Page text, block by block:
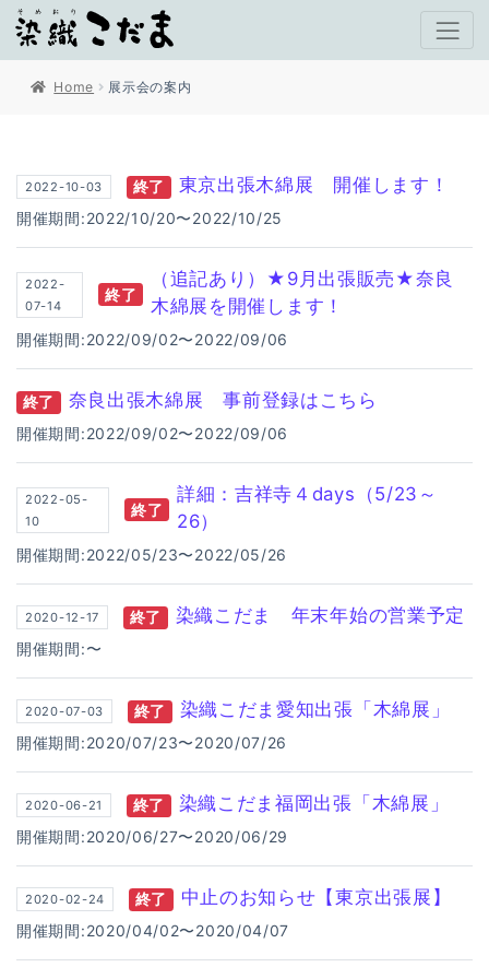
Home 展示会の案内
2022-10-03 終了 東京出張木綿展 開催します！
開催期間:2022/10/20〜2022/10/25
2022-
07-14
終了
（追記あり）★9月出張販売★奈良
木綿展を開催します！
開催期間:2022/09/02〜2022/09/06
終了 奈良出張木綿展 事前登録はこちら
開催期間:2022/09/02〜2022/09/06
2022-05-
10
終了
詳細：吉祥寺４days（5/23～
26）
開催期間:2022/05/23〜2022/05/26
2020-12-17 終了 染織こだま 年末年始の営業予定
開催期間:〜
2020-07-03 終了 染織こだま愛知出張「木綿展」
開催期間:2020/07/23〜2020/07/26
2020-06-21 終了 染織こだま福岡出張「木綿展」
開催期間:2020/06/27〜2020/06/29
2020-02-24 終了 中止のお知らせ【東京出張展】
開催期間:2020/04/02〜2020/04/07